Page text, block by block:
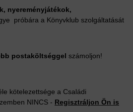
nyereményjátékok,
próbára a Könyvklub szolgáltatását
postaköltséggel számoljon!
kötelezettsége a Családi
NINCS - Regisztráljon Ön is